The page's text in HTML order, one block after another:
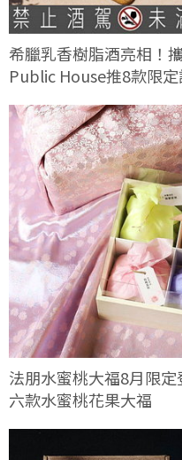
希臘乳香樹脂酒亮相！
Public House推8款限
法朋水蜜桃大福8月限
六款水蜜桃花果大福